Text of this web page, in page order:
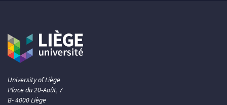
University of Liège
Place du 20-Août, 7
B- 4000 Liège